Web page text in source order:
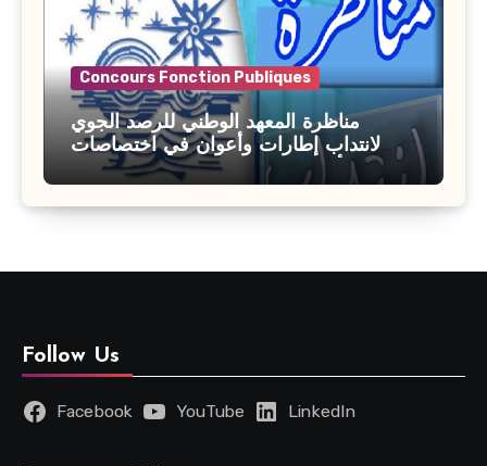
Concours Fonction Publiques
مناظرة المعهد الوطني للرصد الجوي
لانتداب إطارات وأعوان في اختصاصات
مختلفة : أخر اجل للترشح 27 جويلية 2026
Follow Us
Facebook YouTube LinkedIn